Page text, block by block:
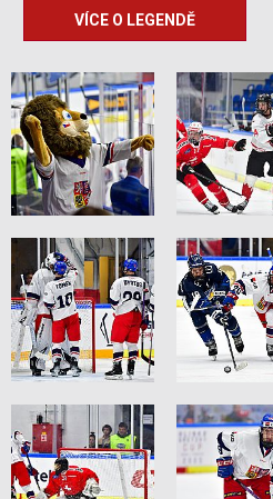
VÍCE O LEGENDĚ